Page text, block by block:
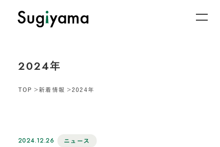
2024年
TOP 新着情報 2024年
2024.12.26 ニュース